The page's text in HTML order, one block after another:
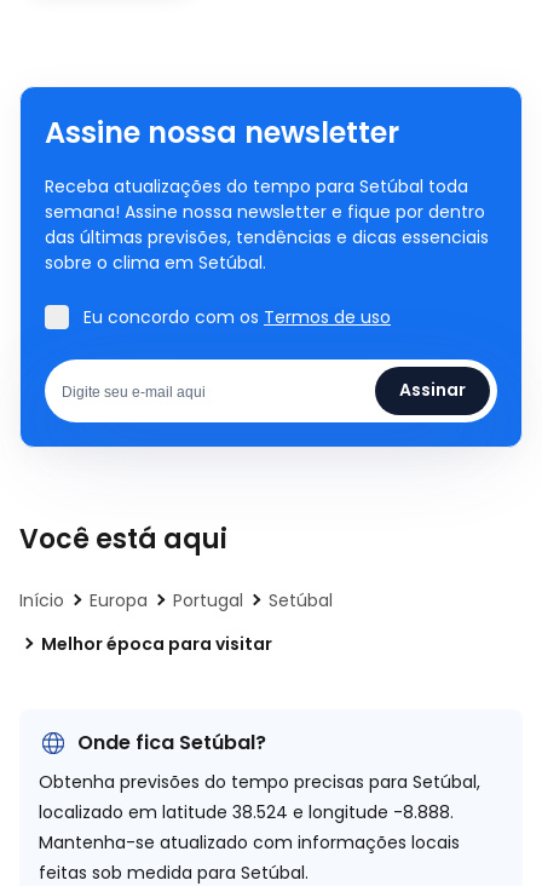
Assine nossa newsletter
Receba atualizações do tempo para Setúbal toda
semana! Assine nossa newsletter e fique por dentro
das últimas previsões, tendências e dicas essenciais
sobre o clima em Setúbal.
Eu concordo com os Termos de uso
Assinar
Você está aqui
Início Europa Portugal
Setúbal
Melhor época para visitar
Onde fica Setúbal?
Obtenha previsões do tempo precisas para Setúbal,
localizado em latitude 38.524 e longitude -8.888.
Mantenha-se atualizado com informações locais
feitas sob medida para Setúbal.